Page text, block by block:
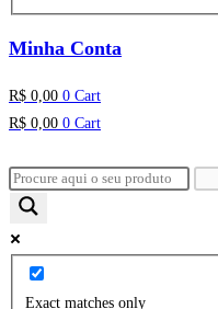
Minha Conta
R$ 0,00 0 Cart
R$ 0,00 0 Cart
Exact matches only